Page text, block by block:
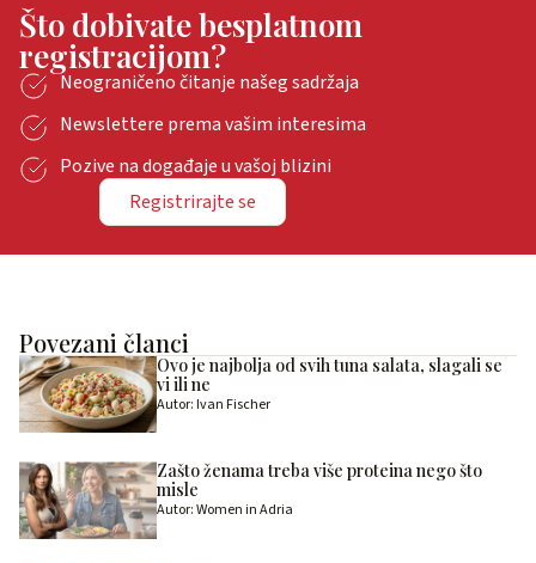
Što dobivate besplatnom
registracijom?
Neograničeno čitanje našeg sadržaja
Newslettere prema vašim interesima
Pozive na događaje u vašoj blizini
Registrirajte se
Povezani članci
Ovo je najbolja od svih tuna salata, slagali se
vi ili ne
Autor: Ivan Fischer
Zašto ženama treba više proteina nego što
misle
Autor: Women in Adria